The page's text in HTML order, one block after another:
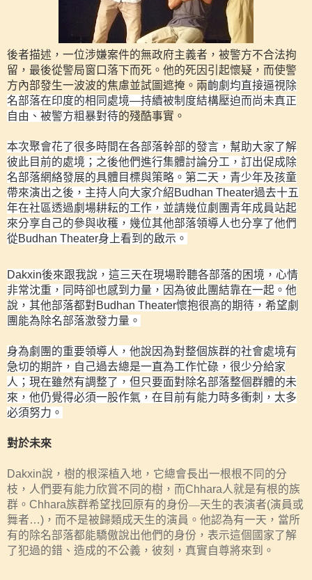
後者描述，一位涉嫌案件的無政府主義者，被警方不合法拘
留，最後從警局窗口落下而死。他的死因引起懷疑，而使警
方內部發生一波波的焦慮並試圖遮掩。兩齣劇均直接逼視除
名部落在印度的相同處境—持續被制度結構壓迫而尚未真正
自由、 被警方粗暴對待的殘酷事實。
本次聚會花了很多時間在各部落幹部的發言，幫助大家了解
彼此目前的處境；之後他們進行集體討論分工，訂出促成除
名部落網絡發展的具體目標與策略。第二天，青少年及孩童
帶來演出之後，主持人向大家介紹Budhan Theater過去十五
年在社區透過劇場耕耘的工作，並請幾位劇團青年成員站起
來分享自己的參與收穫，幾位其他部落領導人也分享了他們
從Budhan Theater身上看到的啟示。
Dakxin後來跟我說，這三天在現場聆聽各部落的困境，心情
非常沈重，同時卻也感到力量，因為彼此團結靠在一起。他
說，其他部落都對Budhan Theater懷抱很高的期待，希望劇
團能為除名部落激發力量。
身為劇團的重要領導人，他說因為對整個族群的社會處境有
急切的期許，自己過去總是一直為工作忙碌，很少分給家
人；現在雖然有調整了，但只要面對除名部落整個群體的未
來，他仍覺得必須一股作氣，在目前有能力時多衝刺，太多
必須努力。
對於未來
Dakxin說，樹的根深植入地，它總會長出一根根不同的分
枝，人們要有能力欣賞不同的樹，而Chhara人就是有根的族
群。 Chhara族群希望找回原有的身份—天生的表演者(演員或
舞者…) ，而不是被歸類成天生的演員。他認為有一天，當所
有的除名部落都能驕傲說出他們的身份，表示這個國家了解
了犯過的錯、造成的不公義，彼刻，真實自尊將來到。